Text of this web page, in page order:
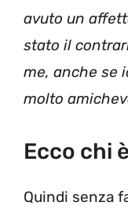
avuto un
stato il
me, anche se
molto
Ecco chi è
Quindi senza